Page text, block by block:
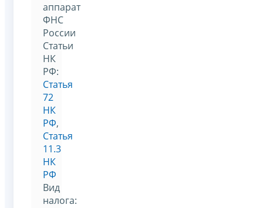
аппарат
ФНС
России
Статьи
НК
РФ:
Статья
72
НК
РФ,
Статья
11.3
НК
РФ
Вид
налога: